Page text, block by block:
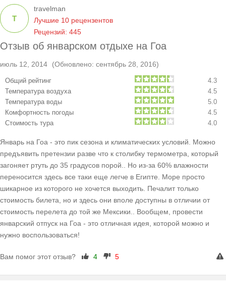
Отзыв об январском отдыхе на Гоа
июль 12, 2014 (Обновлено: сентябрь 28, 2016)
Общий рейтинг
4.3
Температура воздуха
4.5
Температура воды
5.0
Комфортность погоды
4.5
Стоимость тура
4.0
Январь на Гоа - это пик сезона и климатических условий. Можно
предъявить претензии разве что к столибку термометра, который
загоняет ртуть до 35 градусов порой.. Но из-за 60% влажности
переносится здесь все таки еще легче в Египте. Море просто
шикарное из которого не хочется выходить. Печалит только
стоимость билета, но и здесь они вполе доступны в отличии от
стоимость перелета до той же Мексики.. Вообщем, провести
январский отпуск на Гоа - это отличная идея, которой можно и
нужно воспользоваться!
T
travelman
Лучшие 10 рецензентов
Рецензий: 445
Вам помог этот отзыв? 4 5